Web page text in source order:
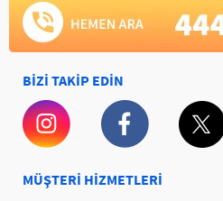
BİZİ TAKİP EDİN
MÜŞTERİ HİZMETLERİ